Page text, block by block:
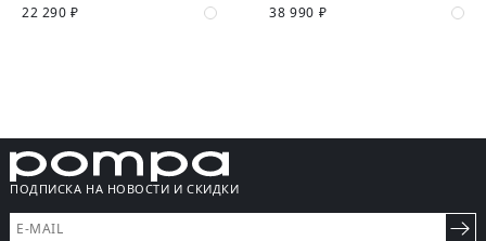
22 290 ₽
38 990 ₽
ПОДПИСКА НА НОВОСТИ И СКИДКИ